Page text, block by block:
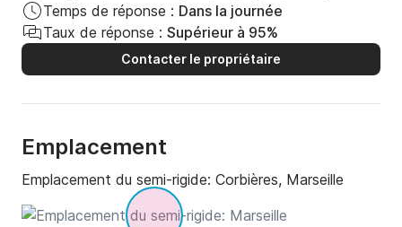
Temps de réponse : Dans la journée
Taux de réponse : Supérieur à 95%
Contacter le propriétaire
Emplacement
Emplacement du semi-rigide: Corbières, Marseille